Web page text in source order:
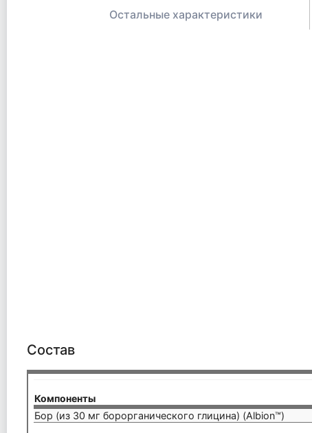
Остальные характеристики
Состав
Компоненты
Бор (из 30 мг борорганического глицина) (Albion™)